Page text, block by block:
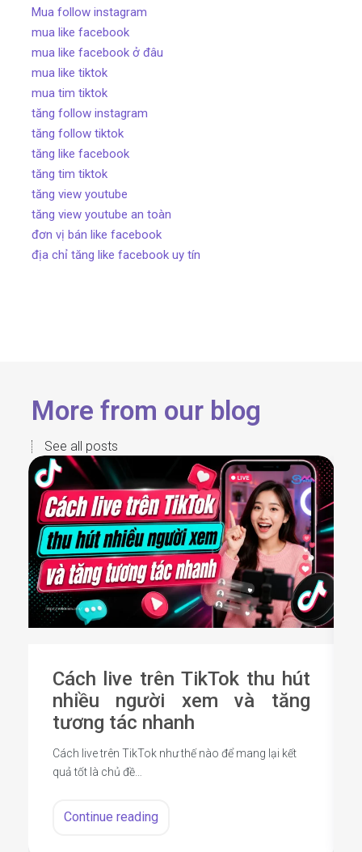
Mua follow instagram
mua like facebook
mua like facebook ở đâu
mua like tiktok
mua tim tiktok
tăng follow instagram
tăng follow tiktok
tăng like facebook
tăng tim tiktok
tăng view youtube
tăng view youtube an toàn
đơn vị bán like facebook
địa chỉ tăng like facebook uy tín
More from our blog
See all posts
Cách live trên TikTok thu hút
nhiều người xem và tăng
tương tác nhanh
Cách live trên TikTok như thế nào để mang lại kết
quả tốt là chủ đề…
Continue reading